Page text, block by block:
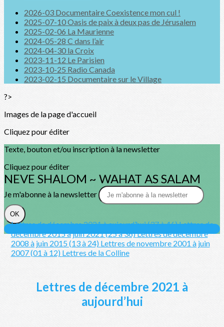
2026-03 Documentaire Coexistence mon cul !
2025-07-10 Oasis de paix à deux pas de Jérusalem
2025-02-06 La Maurienne
2024-05-28 C dans l’air
2024-04-30 la Croix
2023-11-12 Le Parisien
2023-10-25 Radio Canada
2023-02-15 Documentaire sur le Village
?>
Images de la page d'accueil
Cliquez pour éditer
Texte, bouton et/ou inscription à la newsletter
Cliquez pour éditer
NEVE SHALOM ~ WAHAT AS SALAM
Je m'abonne à la newsletter
OK
Lettres de décembre 2021 à aujourd’hui (37 à 46)Lettres de
décembre 2015 à juin 2021 (25 à 36)Lettres de décembre
2008 à juin 2015 (13 à 24) Lettres de novembre 2001 à juin
2007 (01 à 12) Lettres de la Colline
Lettres de décembre 2021 à
aujourd’hui